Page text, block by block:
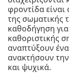
φροντίδα
της σωματικής
καθοδήγηση
καθοριστικής
αναπτύξουν
ανακτήσουν
και ψυχικά.